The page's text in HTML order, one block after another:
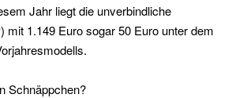
Jahr liegt die unverbindliche
mit 1.149 Euro sogar 50 Euro unter dem
Schnäppchen?